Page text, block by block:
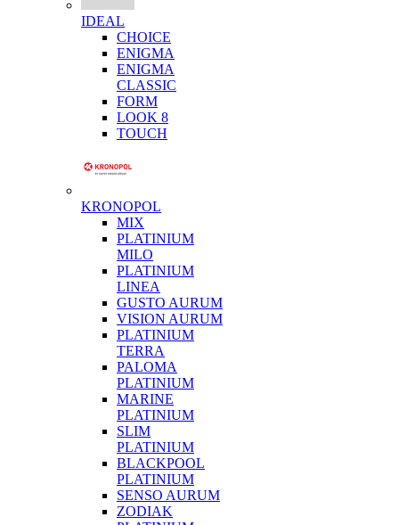
IDEAL
CHOICE
ENIGMA
ENIGMA
CLASSIC
FORM
LOOK 8
TOUCH
KRONOPOL
MIX
PLATINIUM
MILO
PLATINIUM
LINEA
GUSTO AURUM
VISION AURUM
PLATINIUM
TERRA
PALOMA
PLATINIUM
MARINE
PLATINIUM
SLIM
PLATINIUM
BLACKPOOL
PLATINIUM
SENSO AURUM
ZODIAK